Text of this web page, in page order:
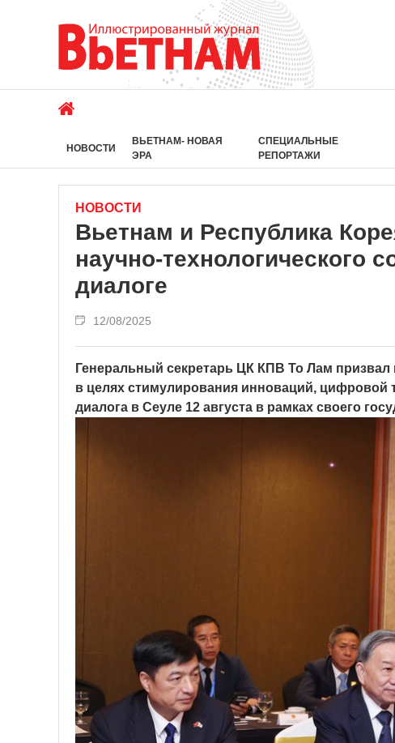
НОВОСТИ
ВЬЕТНАМ- НОВАЯ
ЭРА
СПЕЦИАЛЬНЫЕ
РЕПОРТАЖИ
НОВОСТИ
Вьетнам и Республика
научно-технологического
диалоге
12/08/2025
Генеральный секретарь ЦК КПВ То Лам
в целях стимулирования инноваций, цифровой
диалога в Сеуле 12 августа в рамках своего